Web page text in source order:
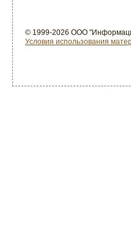
© 1999-2026 ООО
Условия использования